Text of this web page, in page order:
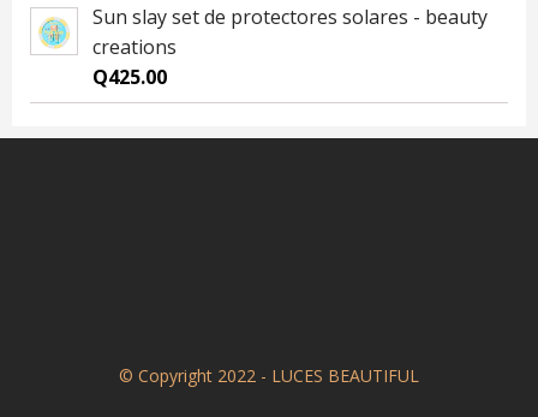
Sun slay set de protectores solares - beauty
creations
Q425.00
© Copyright 2022 - LUCES BEAUTIFUL